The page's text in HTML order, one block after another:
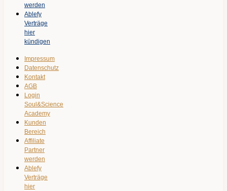
werden
Ablefy
Verträge
hier
kündigen
Impressum
Datenschutz
Kontakt
AGB
Login
Soul&Science
Academy
Kunden
Bereich
Affiliate
Partner
werden
Ablefy
Verträge
hier